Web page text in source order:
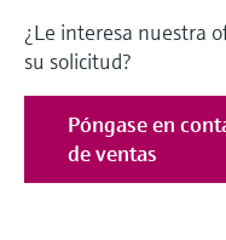
¿Le interesa nuestra
su solicitud?
Póngase en
de ventas